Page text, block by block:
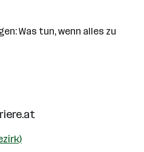
Was tun, wenn alles zu